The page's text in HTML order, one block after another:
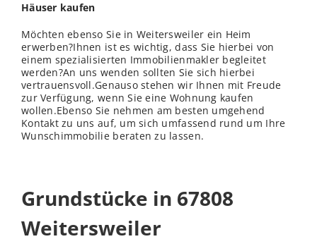
Häuser kaufen
Möchten ebenso Sie in Weitersweiler ein Heim
erwerben?Ihnen ist es wichtig, dass Sie hierbei von
einem spezialisierten Immobilienmakler begleitet
werden?An uns wenden sollten Sie sich hierbei
vertrauensvoll.Genauso stehen wir Ihnen mit Freude
zur Verfügung, wenn Sie eine Wohnung kaufen
wollen.Ebenso Sie nehmen am besten umgehend
Kontakt zu uns auf, um sich umfassend rund um Ihre
Wunschimmobilie beraten zu lassen.
Grundstücke in 67808
Weitersweiler